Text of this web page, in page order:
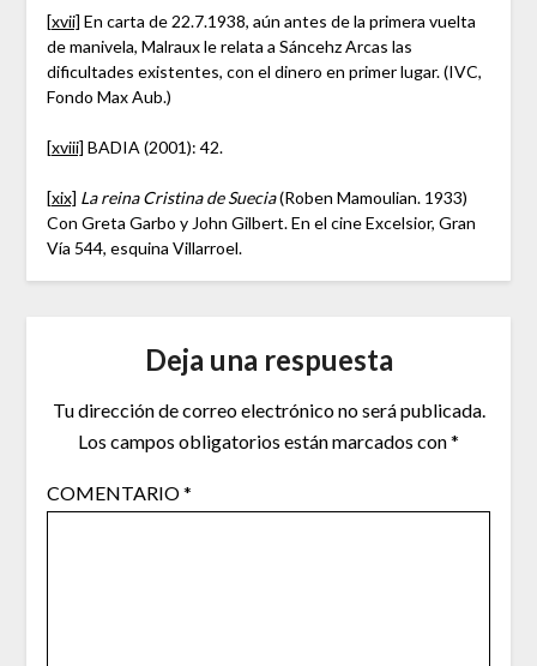
[xvii] En carta de 22.7.1938, aún antes de la primera vuelta
de manivela, Malraux le relata a Sáncehz Arcas las
dificultades existentes, con el dinero en primer lugar. (IVC,
Fondo Max Aub.)
[xviii] BADIA (2001): 42.
[xix] La reina Cristina de Suecia(Roben Mamoulian. 1933)
Con Greta Garbo y John Gilbert. En el cine Excelsior, Gran
Vía 544, esquina Villarroel.
Deja una respuesta
Tu dirección de correo electrónico no será publicada.
Los campos obligatorios están marcados con*
COMENTARIO*